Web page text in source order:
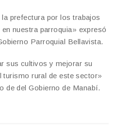
prefectura por los trabajos
nuestra parroquia» expresó
Parroquial Bellavista.
sus cultivos y mejorar su
turismo rural de este sector»
de del Gobierno de Manabí.